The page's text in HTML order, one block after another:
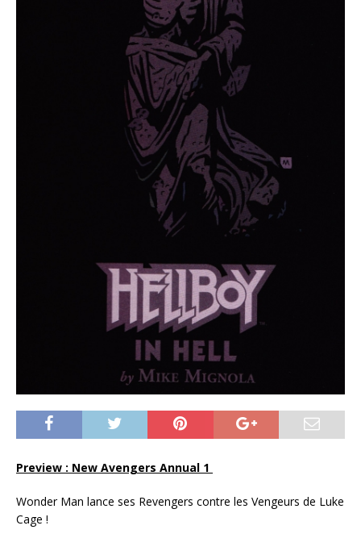
Preview : New Avengers Annual 1
Wonder Man lance ses Revengers contre les Vengeurs de Luke
Cage !